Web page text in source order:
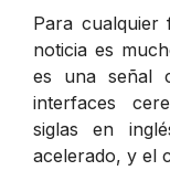
Para cualquier
noticia es
es una señal
interfaces
siglas en
acelerado, y el